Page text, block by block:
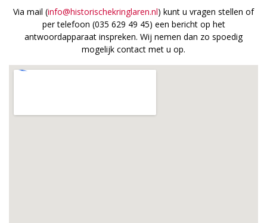
Via mail (info@historischekringlaren.nl) kunt u vragen stellen of
per telefoon (035 629 49 45) een bericht op het
antwoordapparaat inspreken. Wij nemen dan zo spoedig
mogelijk contact met u op.